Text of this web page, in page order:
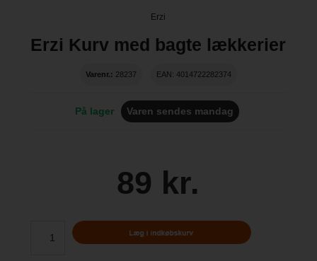
Erzi
Erzi Kurv med bagte lækkerier
Varenr.: 28237 EAN: 4014722282374
På lager Varen sendes mandag
89 kr.